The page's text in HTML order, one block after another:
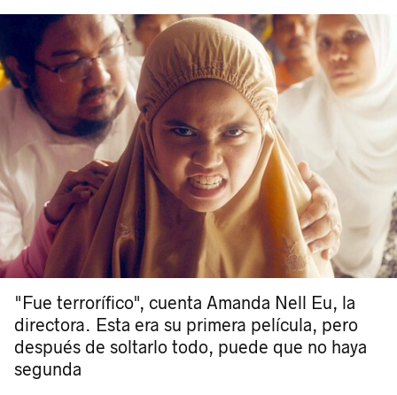
"Fue terrorífico", cuenta Amanda Nell Eu, la
directora. Esta era su primera película, pero
después de soltarlo todo, puede que no haya
segunda